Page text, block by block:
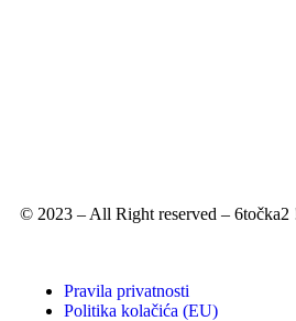
© 2023 – All Right reserved – 6točka2
Pravila privatnosti
Politika kolačića (EU)